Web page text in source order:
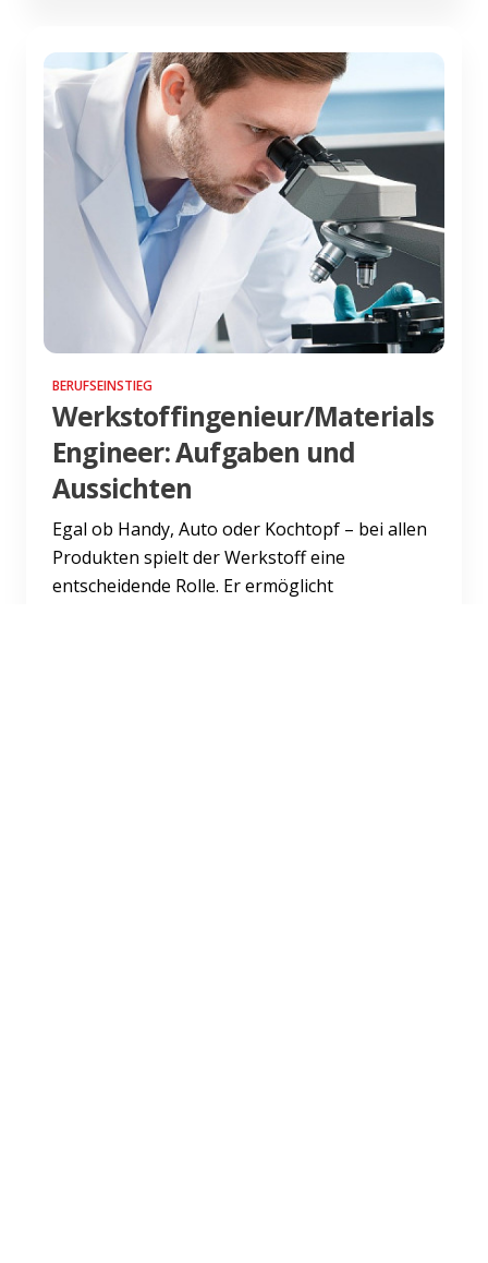
BERUFSEINSTIEG
Werkstoffingenieur/Materials
Engineer: Aufgaben und
Aussichten
Egal ob Handy, Auto oder Kochtopf – bei allen
Produkten spielt der Werkstoff eine
entscheidende Rolle. Er ermöglicht